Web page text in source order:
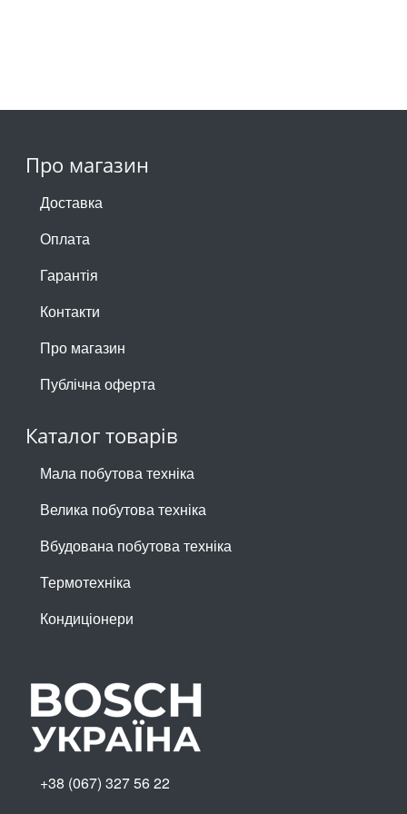
Про магазин
Доставка
Оплата
Гарантія
Контакти
Про магазин
Публічна оферта
Каталог товарів
Мала побутова техніка
Велика побутова техніка
Вбудована побутова техніка
Термотехніка
Кондиціонери
+38 (067) 327 56 22